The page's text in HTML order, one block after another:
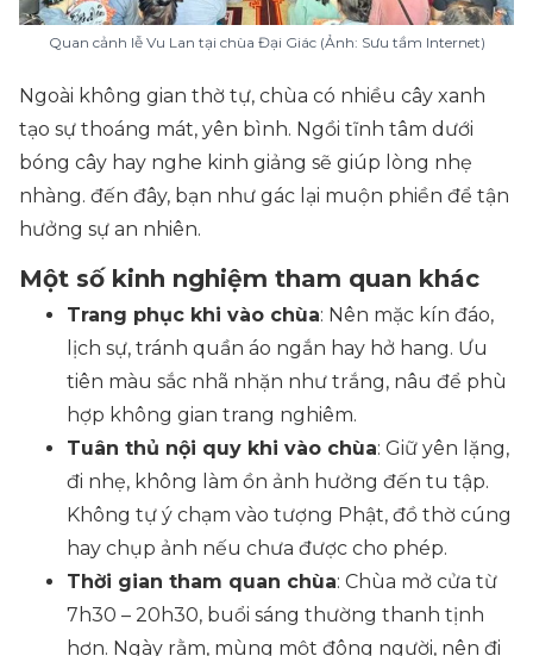
Quan cảnh lễ Vu Lan tại chùa Đại Giác (Ảnh: Sưu tầm Internet)
Ngoài không gian thờ tự, chùa có nhiều cây xanh
tạo sự thoáng mát, yên bình. Ngồi tĩnh tâm dưới
bóng cây hay nghe kinh giảng sẽ giúp lòng nhẹ
nhàng. đến đây, bạn như gác lại muộn phiền để tận
hưởng sự an nhiên.
Một số kinh nghiệm tham quan khác
Trang phục khi vào chùa: Nên mặc kín đáo,
lịch sự, tránh quần áo ngắn hay hở hang. Ưu
tiên màu sắc nhã nhặn như trắng, nâu để phù
hợp không gian trang nghiêm.
Tuân thủ nội quy khi vào chùa: Giữ yên lặng,
đi nhẹ, không làm ồn ảnh hưởng đến tu tập.
Không tự ý chạm vào tượng Phật, đồ thờ cúng
hay chụp ảnh nếu chưa được cho phép.
Thời gian tham quan chùa: Chùa mở cửa từ
7h30 – 20h30, buổi sáng thường thanh tịnh
hơn. Ngày rằm, mùng một đông người, nên đi